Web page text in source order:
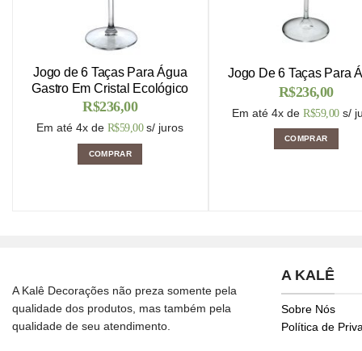
Jogo de 6 Taças Para Água
Gastro Em Cristal Ecológico
R$236,00
Em até 4x de R$59,00 s/ juros
COMPRAR
Jogo De 6 Taças Para
R$236,00
Em até 4x de R$59,00 s/
COMPRAR
A Kalê Decorações não preza somente pela
qualidade dos produtos, mas também pela
qualidade de seu atendimento.
A KALÊ
Sobre Nós
Política de